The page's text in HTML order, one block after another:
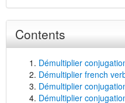
Contents
Démultiplier
Démultiplier french
Démultiplier
Démultiplier